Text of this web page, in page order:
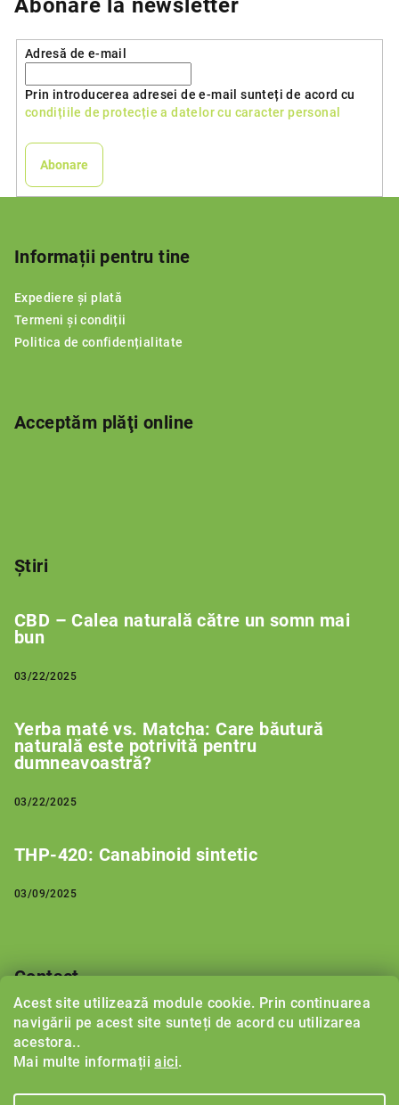
Acest site utilizează module cookie. Prin continuarea
navigării pe acest site sunteți de acord cu utilizarea
acestora..
Mai multe informațiiaici.
Abonare la newsletter
Adresă de e-mail
Prin introducerea adresei de e-mail sunteți de acord cu
condițiile de protecție a datelor cu caracter personal
Abonare
Informații pentru tine
Expediere și plată
Termeni și condiții
Politica de confidențialitate
Acceptăm plăţi online
Știri
CBD – Calea naturală către un somn mai
bun
03/22/2025
Yerba maté vs. Matcha: Care băutură
naturală este potrivită pentru
dumneavoastră?
03/22/2025
THP-420: Canabinoid sintetic
03/09/2025
Contact
support@ herbalboost.ro